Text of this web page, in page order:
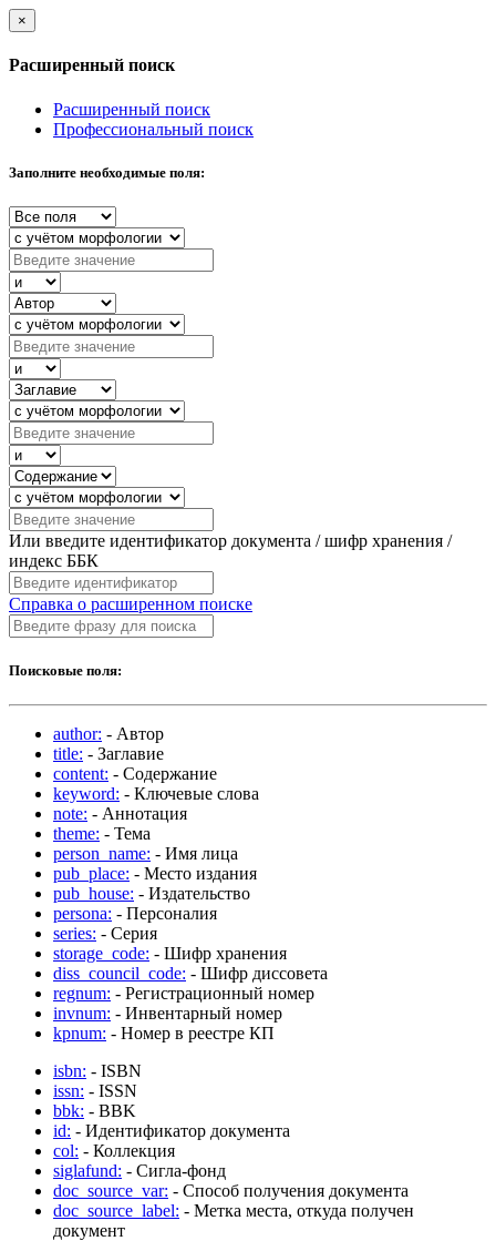
×
Расширенный поиск
Расширенный поиск
Профессиональный поиск
Заполните необходимые поля:
Или введите идентификатор документа / шифр хранения /
индекс ББК
Справка о расширенном поиске
Поисковые поля:
author: - Автор
title: - Заглавие
content: - Содержание
keyword: - Ключевые слова
note: - Аннотация
theme: - Тема
person_name: - Имя лица
pub_place: - Место издания
pub_house: - Издательство
persona: - Персоналия
series: - Серия
storage_code: - Шифр хранения
diss_council_code: - Шифр диссовета
regnum: - Регистрационный номер
invnum: - Инвентарный номер
kpnum: - Номер в реестре КП
isbn: - ISBN
issn: - ISSN
bbk: - BBK
id: - Идентификатор документа
col: - Коллекция
siglafund: - Сигла-фонд
doc_source_var: - Способ получения документа
doc_source_label: - Метка места, откуда получен
документ